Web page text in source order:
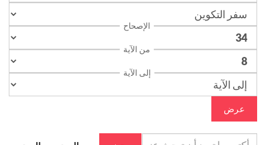
الإصحاح
من الآية
إلى الآية
عرض